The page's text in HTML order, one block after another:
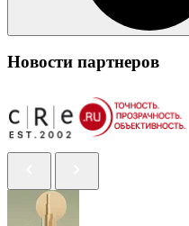
Новости партнеров